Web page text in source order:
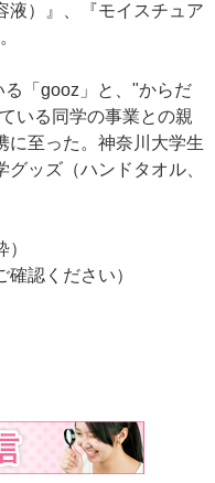
液）』、『モイスチュア
「gooz」と、"からだ
いる同学の事業との親
に至った。神奈川大学生
ッズ（ハンドタオル、
確認ください）